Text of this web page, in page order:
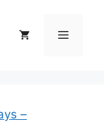
Menü
–